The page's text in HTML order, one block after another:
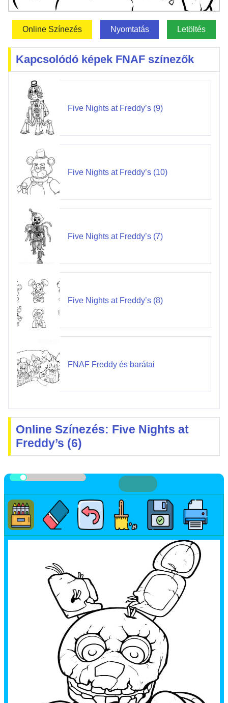
Online Színezés Nyomtatás Letöltés
Kapcsolódó képek FNAF színezők
Five Nights at Freddy’s (9)
Five Nights at Freddy’s (10)
Five Nights at Freddy’s (7)
Five Nights at Freddy’s (8)
FNAF Freddy és barátai
Online Színezés: Five Nights at
Freddy’s (6)